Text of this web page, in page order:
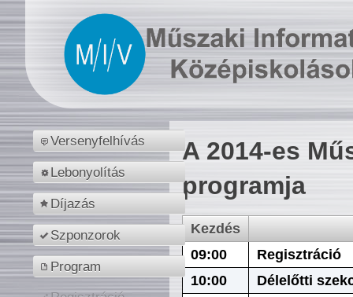
Versenyfelhívás
Lebonyolítás
Díjazás
Szponzorok
Program
A 2014-es
programja
Kezdés
09:00
Regisztráció
10:00
Délelőtti